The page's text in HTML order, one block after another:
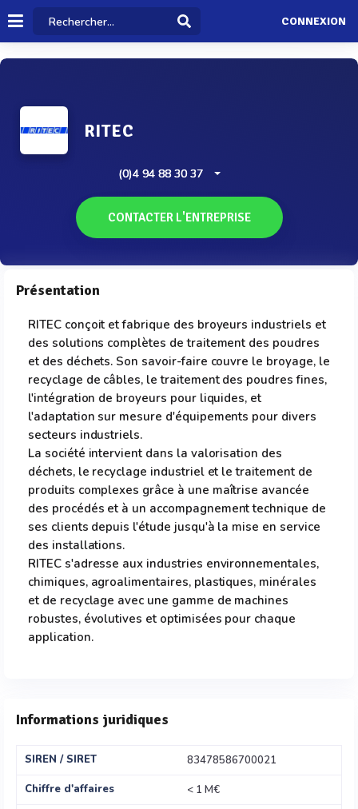
CONNEXION
RITEC
(0)4 94 88 30 37
CONTACTER L'ENTREPRISE
Présentation
RITEC conçoit et fabrique des broyeurs industriels et
des solutions complètes de traitement des poudres
et des déchets. Son savoir-faire couvre le broyage, le
recyclage de câbles, le traitement des poudres fines,
l'intégration de broyeurs pour liquides, et
l'adaptation sur mesure d'équipements pour divers
secteurs industriels.
La société intervient dans la valorisation des
déchets, le recyclage industriel et le traitement de
produits complexes grâce à une maîtrise avancée
des procédés et à un accompagnement technique de
ses clients depuis l'étude jusqu'à la mise en service
des installations.
RITEC s'adresse aux industries environnementales,
chimiques, agroalimentaires, plastiques, minérales
et de recyclage avec une gamme de machines
robustes, évolutives et optimisées pour chaque
application.
Informations juridiques
SIREN / SIRET
83478586700021
Chiffre d'affaires
< 1 M€